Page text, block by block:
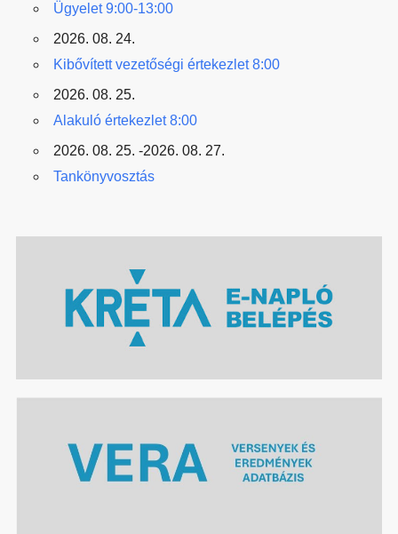
Ügyelet 9:00-13:00
2026. 08. 24.
Kibővített vezetőségi értekezlet 8:00
2026. 08. 25.
Alakuló értekezlet 8:00
2026. 08. 25. -2026. 08. 27.
Tankönyvosztás